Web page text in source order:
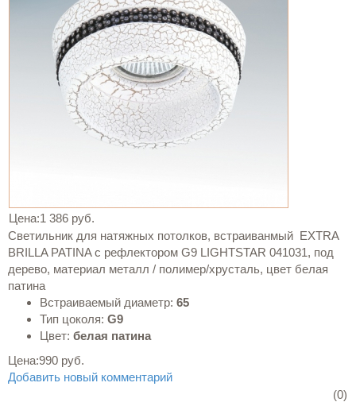
Цена:1 386 руб.
Светильник для натяжных потолков, встраиванмый EXTRA
BRILLA PATINA с рефлектором G9 LIGHTSTAR 041031, под
дерево, материал металл / полимер/хрусталь, цвет белая
патина
Встраиваемый диаметр: 65
Тип цоколя: G9
Цвет: белая патина
Цена:990 руб.
Добавить новый комментарий
(0)